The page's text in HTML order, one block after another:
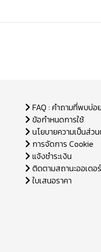
FAQ : คำถามที่พบบ่อย
ข้อกำหนดการใช้
นโยบายความเป็นส่ว
การจัดการ Cookie
แจ้งชำระเงิน
ติดตามสถานะออเดอร์
ใบเสนอราคา